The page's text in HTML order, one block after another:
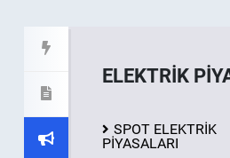
ELEKTRİK
SPOT ELEKTRİK
PİYASALARI